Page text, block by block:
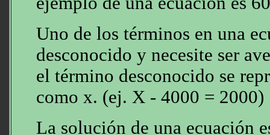
Uno de los términos en una
desconocido y necesite ser
el término desconocido se
como x. (ej. X - 4000 = 2000)
La solución de una ecuación